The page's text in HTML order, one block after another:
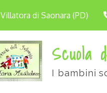
Villatora di Saonara (PD)
Scuola
I bambini